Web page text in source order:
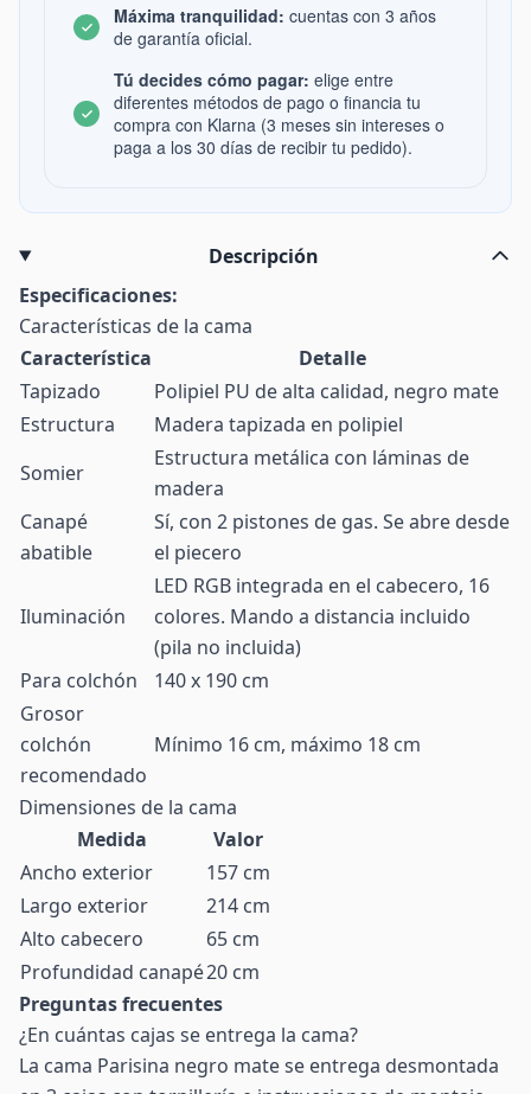
Máxima tranquilidad: cuentas con 3 años
de garantía oficial.
Tú decides cómo pagar: elige entre
diferentes métodos de pago o financia tu
compra con Klarna (3 meses sin intereses o
paga a los 30 días de recibir tu pedido).
Descripción
Especificaciones:
Características de la cama
Característica
Detalle
Tapizado
Polipiel PU de alta calidad, negro mate
Estructura
Madera tapizada en polipiel
Somier
Estructura metálica con láminas de
madera
Canapé
abatible
Sí, con 2 pistones de gas. Se abre desde
el piecero
Iluminación
LED RGB integrada en el cabecero, 16
colores. Mando a distancia incluido
(pila no incluida)
Para colchón
140 x 190 cm
Grosor
colchón
recomendado
Mínimo 16 cm, máximo 18 cm
Dimensiones de la cama
Medida
Valor
Ancho exterior
157 cm
Largo exterior
214 cm
Alto cabecero
65 cm
Profundidad canapé20 cm
Preguntas frecuentes
¿En cuántas cajas se entrega la cama?
La cama Parisina negro mate se entrega desmontada